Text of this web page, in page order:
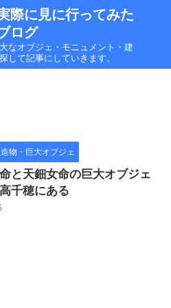
際に見に行ってみた
ログ
なオブジェ・モニュメント・建
して記事にしていきます。
物・巨大オブジェ
と天鈿女命の巨大オブジェ
千穂にある